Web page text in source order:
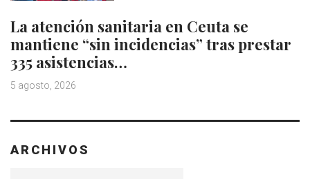
La atención sanitaria en Ceuta se
mantiene “sin incidencias” tras prestar
335 asistencias…
5 agosto, 2026
ARCHIVOS